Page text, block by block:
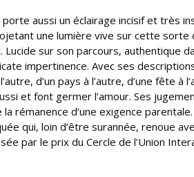
porte aussi un éclairage incisif et très
une lumière vive sur cette sorte
Lucide sur son parcours, authentique
impertinence. Avec ses
d’un pays à l’autre, d’une fête
et font germer l’amour. Ses
rémanence d’une exigence
qui, loin d’être surannée, renoue
par le prix du Cercle de l’Union